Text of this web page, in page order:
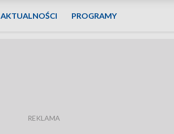
AKTUALNOŚCI PROGRAMY